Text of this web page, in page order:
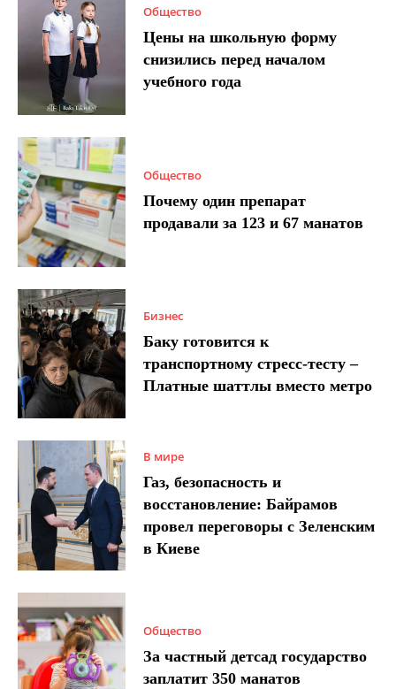
Общество
Цены на школьную форму
снизились перед началом
учебного года
Общество
Почему один препарат
продавали за 123 и 67 манатов
Бизнес
Баку готовится к
транспортному стресс-тесту –
Платные шаттлы вместо метро
В мире
Газ, безопасность и
восстановление: Байрамов
провел переговоры с Зеленским
в Киеве
Общество
За частный детсад государство
заплатит 350 манатов